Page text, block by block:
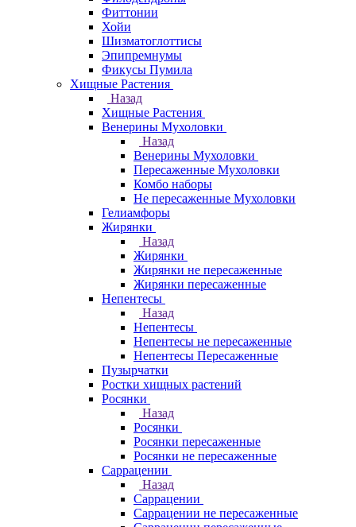
Фиттонии
Хойи
Шизматоглоттисы
Эпипремнумы
Фикусы Пумила
Хищные Растения
Назад
Хищные Растения
Венерины Мухоловки
Назад
Венерины Мухоловки
Пересаженные Мухоловки
Комбо наборы
Не пересаженные Мухоловки
Гелиамфоры
Жирянки
Назад
Жирянки
Жирянки не пересаженные
Жирянки пересаженные
Непентесы
Назад
Непентесы
Непентесы не пересаженные
Непентесы Пересаженные
Пузырчатки
Ростки хищных растений
Росянки
Назад
Росянки
Росянки пересаженные
Росянки не пересаженные
Саррацении
Назад
Саррацении
Саррацении не пересаженные